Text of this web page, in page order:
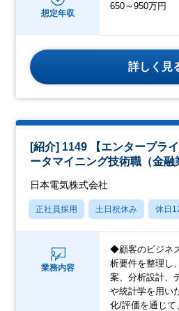
想定年収
650～950万円
詳しく見
[紹介] 1149 【エンタープラ
ータマイニング技術職（金融
日本電気株式会社
正社員採用 土日祝休み 休日
業務内容
◆顧客のビジネ
析要件を整理し
案、分析設計、
や統計学を用い
化/評価を通じて